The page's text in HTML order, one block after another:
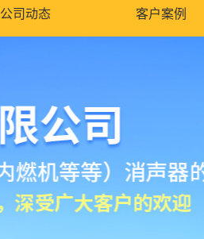
公司动态 客户案例